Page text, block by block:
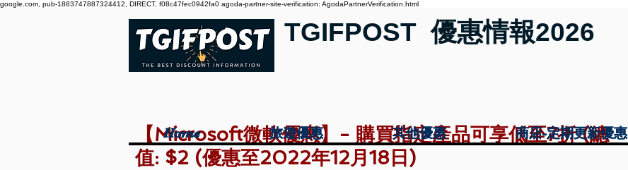
google.com, pub-1883747887324412, DIRECT, f08c47fec0942fa0 agoda-partner-site-verification: AgodaPartnerVerification.html
TGIFPOST 優惠情報2026
Home 旅遊優惠 其他優惠 商店-定期更新優惠
Home 旅遊優惠 其他優惠 商店-定期更新優惠
【Microsoft微軟優惠】- 購買指定產品可享低至7折 (總
值: $2 (優惠至2022年12月18日)